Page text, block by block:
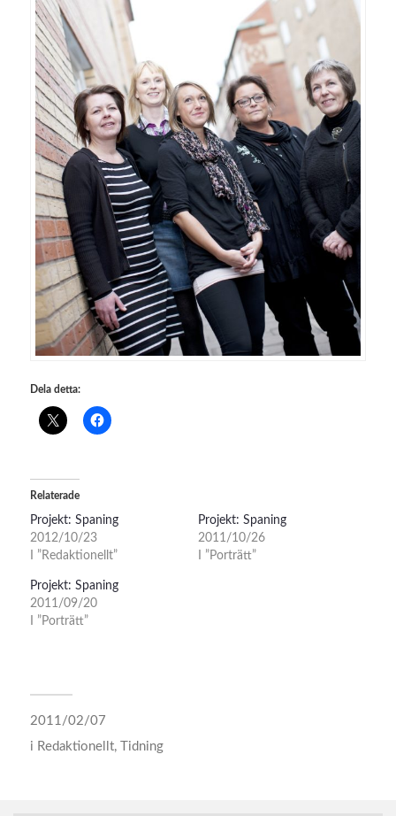
Dela detta:
Relaterade
Projekt: Spaning
2012/10/23
I ”Redaktionellt”
Projekt: Spaning
2011/10/26
I ”Porträtt”
Projekt: Spaning
2011/09/20
I ”Porträtt”
2011/02/07
i Redaktionellt, Tidning